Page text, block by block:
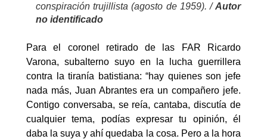
conspiración trujillista (agosto de 1959). /Autor
no identificado
Para el coronel retirado de las FAR Ricardo
Varona, subalterno suyo en la lucha guerrillera
contra la tiranía batistiana: “hay quienes son jefe
nada más, Juan Abrantes era un compañero jefe.
Contigo conversaba, se reía, cantaba, discutía de
cualquier tema, podías expresar tu opinión, él
daba la suya y ahí quedaba la cosa. Pero a la hora